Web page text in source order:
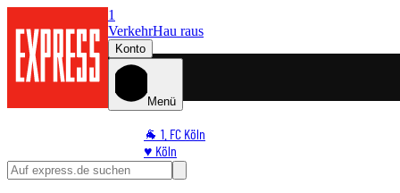
1
VerkehrHau raus
Konto
Menü
🐐 1. FC Köln
♥️ Köln
⭐ Promi